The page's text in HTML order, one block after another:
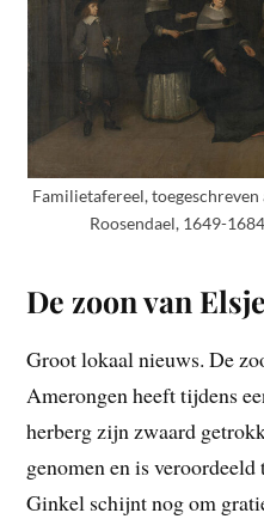
Familietafereel,
Roosendael, 1649-
De zoon van
Groot lokaal nieuws. De
Amerongen heeft tijdens
herberg zijn zwaard
genomen en is
Ginkel schijnt nog om